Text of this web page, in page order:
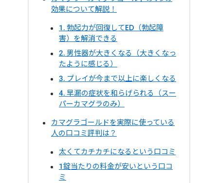
効果について解説！
1. 勃起力が回復してED（勃起障
害）を解消できる
2. 男性器が大きくなる（大きくなっ
たように感じる）
3. プレイが今まで以上に楽しくなる
4. 早漏の症状を和らげられる（スー
パーカマグラのみ）
カマグラゴールドを実際に使っている
人の口コミ評判は？
太くてカチカチになるという口コミ
1錠当たりの料金が安いという口コ
ミ